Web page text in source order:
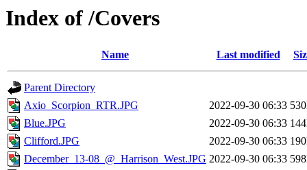
Index of /Covers
Name Last modified
Parent Directory
Axio_Scorpion_RTR.JPG
2022-09-30 06:33
Blue.JPG
2022-09-30 06:33
Clifford.JPG
2022-09-30 06:33
December_13-08_@_Harrison_West.JPG 2022-09-30 06:33